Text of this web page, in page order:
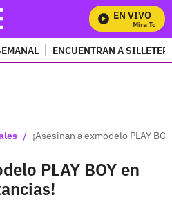
EN VIVO
Mira Todos
ENCUENTRAN A
/ ¡Asesinan a exmodelo PLAY
PLAY BOY en